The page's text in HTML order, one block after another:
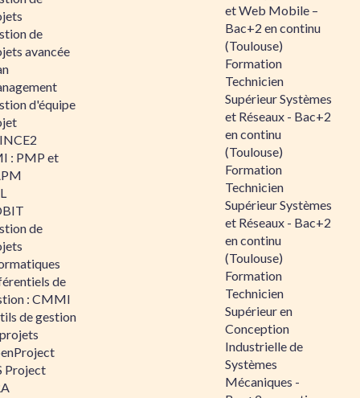
de
avancée
d'équipe
: PMP et
de
de
: CMMI
de gestion
Project
et Web Mobile –
Bac+2 en continu
(Toulouse)
Formation
Technicien
Supérieur Systèmes
et Réseaux - Bac+2
en continu
(Toulouse)
Formation
Technicien
Supérieur Systèmes
et Réseaux - Bac+2
en continu
(Toulouse)
Formation
Technicien
Supérieur en
Conception
Industrielle de
Systèmes
Mécaniques -